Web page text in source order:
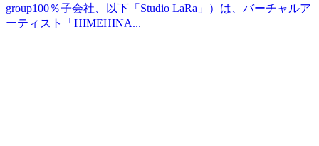
group100％子会社、以下「Studio LaRa」）は、バーチャルア
ーティスト「HIMEHINA...